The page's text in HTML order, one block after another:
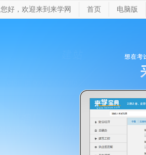
您好，欢迎来到来学网 首页 电脑版